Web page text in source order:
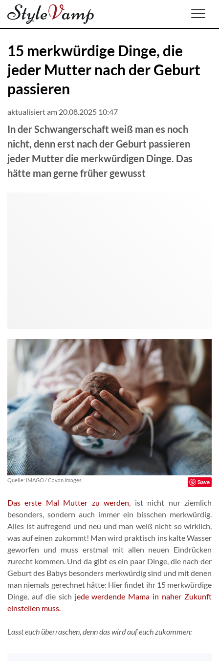
15 merkwürdige Dinge, die
jeder Mutter nach der Geburt
passieren
aktualisiert am 20.08.2025 10:47
In der Schwangerschaft weiß man es noch
nicht, denn erst nach der Geburt passieren
jeder Mutter die merkwürdigen Dinge. Das
hätte man gerne früher gewusst
Quelle: IMAGO / Cavan Images Save
Das erste Mal Mutter zu werden, ist nicht nur ziemlich
besonders, sondern auch immer ein bisschen merkwürdig.
Alles ist aufregend und neu und man weiß nicht so wirklich,
was auf einen zukommt! Man wird praktisch ins kalte Wasser
geworfen und muss erstmal mit allen neuen Eindrücken
zurecht kommen. Und da gibt es ein paar Dinge, die nach der
Geburt des Babys besonders merkwürdig sind und mit denen
man niemals gerechnet hätte: Hier findet ihr 15 merkwürdige
Dinge, auf die sich jede werdende Mama in naher Zukunft
einstellen muss.
Lasst euch überraschen, denn das wird auf euch zukommen: